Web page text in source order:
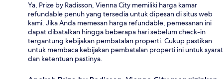
Ya, Prize by Radisson, Vienna City memiliki harga kamar
refundable penuh yang tersedia untuk dipesan di situs web
kami. Jika Anda memesan harga refundable, pemesanan ini
dapat dibatalkan hingga beberapa hari sebelum check-in
tergantung kebijakan pembatalan properti. Cukup pastikan
untuk membaca kebijakan pembatalan properti ini untuk syarat
dan ketentuan pastinya.